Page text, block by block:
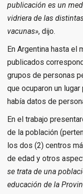
publicación es un
vidriera de las
vacunas», dijo.
En Argentina hasta el
publicados
grupos de personas
que ocuparon un
había datos de
En el trabajo
de la población
los dos (2) centros
de edad y otros
se trata de una
educación de la